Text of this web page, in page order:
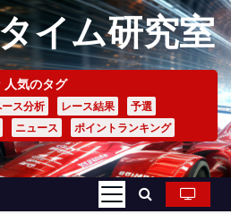
イム研究室
人気のタグ
ス分析 レース結果
予選
ニュース ポイントランキング